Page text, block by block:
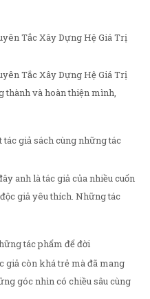
Tắc Xây Dựng Hệ Giá Trị
Tắc Xây Dựng Hệ Giá Trị
thành và hoàn thiện mình,
giả sách cùng những tác
anh là tác giả của nhiều cuốn
giả yêu thích. Những tác
tác phẩm để đời
giả còn khá trẻ mà đã mang
góc nhìn có chiều sâu cùng